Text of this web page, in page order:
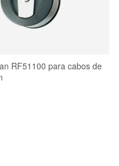
RF51100 para cabos de